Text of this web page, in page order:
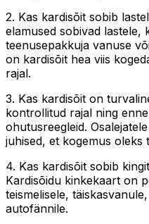
2. Kas kardisõit sobib
elamused sobivad lastele,
teenusepakkuja vanuse
on kardisõit hea viis
rajal.
3. Kas kardisõit on
kontrollitud rajal ning
ohutusreegleid.
juhised, et kogemus oleks
4. Kas kardisõit sobib
Kardisõidu kinkekaart on
teismelisele,
autofännile.